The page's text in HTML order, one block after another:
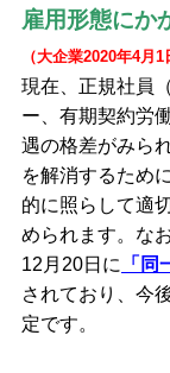
雇用形態にか
（大企業2020年4月
現在、正規社員
ー、有期契約労
遇の格差がみら
を解消するため
的に照らして適
められます。な
12月20日に
「
されており、今
定です。